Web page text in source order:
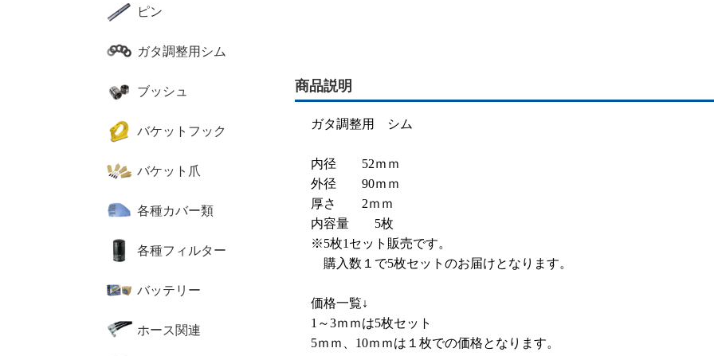
ピン
ガタ調整用シム
ブッシュ
バケットフック
バケット爪
各種カバー類
各種フィルター
バッテリー
ホース関連
商品説明
ガタ調整用 シム
内径 52ｍｍ
外径 90ｍｍ
厚さ 2ｍｍ
内容量 5枚
※5枚1セット販売です。
購入数１で5枚セットのお届けとなります。
価格一覧↓
1～3ｍｍは5枚セット
5ｍｍ、10ｍｍは１枚での価格となります。